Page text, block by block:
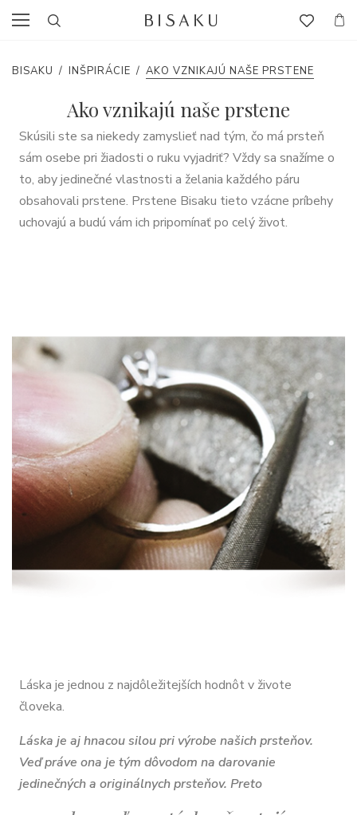
BISAKU / INŠPIRÁCIE / AKO VZNIKAJÚ NAŠE PRSTENE
Ako vznikajú naše prstene
Skúsili ste sa niekedy zamyslieť nad tým, čo má prsteň
sám osebe pri žiadosti o ruku vyjadriť? Vždy sa snažíme o
to, aby jedinečné vlastnosti a želania každého páru
obsahovali prstene. Prstene Bisaku tieto vzácne príbehy
uchovajú a budú vám ich pripomínať po celý život.
Láska je jednou z najdôležitejších hodnôt v živote
človeka.
Láska je aj hnacou silou pri výrobe našich prsteňov.
Veď práve ona je tým dôvodom na darovanie
jedinečných a originálnych prsteňov. Preto